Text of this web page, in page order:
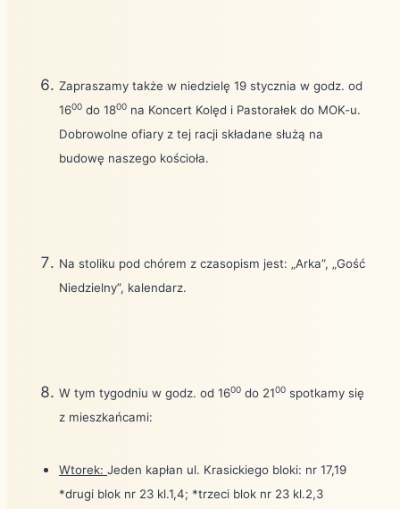
Zapraszamy także w niedzielę 19 stycznia w godz. od
1600 do 1800 na Koncert Kolęd i Pastorałek do MOK-u.
Dobrowolne ofiary z tej racji składane służą na
budowę naszego kościoła.
Na stoliku pod chórem z czasopism jest: „Arka”, „Gość
Niedzielny”, kalendarz.
W tym tygodniu w godz. od 1600 do 2100 spotkamy się
z mieszkańcami:
Wtorek: Jeden kapłan ul. Krasickiego bloki: nr 17,19
*drugi blok nr 23 kl.1,4; *trzeci blok nr 23 kl.2,3